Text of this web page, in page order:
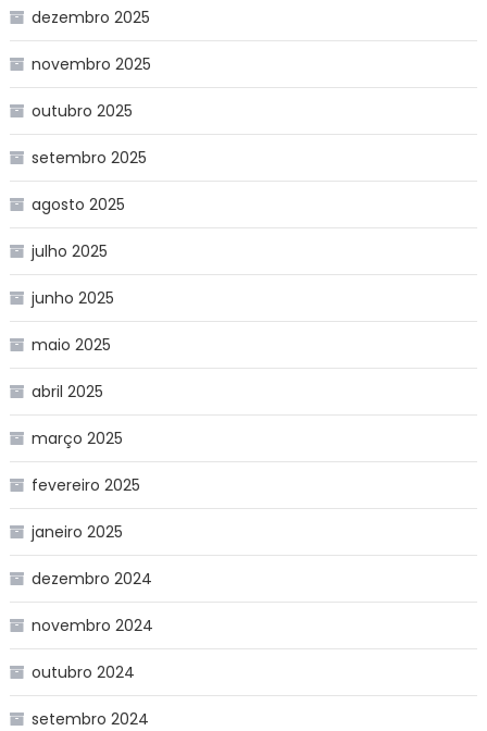
dezembro 2025
novembro 2025
outubro 2025
setembro 2025
agosto 2025
julho 2025
junho 2025
maio 2025
abril 2025
março 2025
fevereiro 2025
janeiro 2025
dezembro 2024
novembro 2024
outubro 2024
setembro 2024